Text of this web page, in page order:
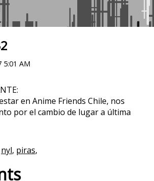
5:01 AM
en Anime Friends Chile, nos
por el cambio de lugar a última
nyl, piras,